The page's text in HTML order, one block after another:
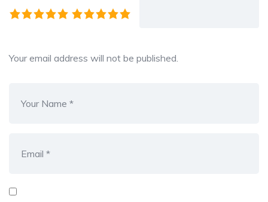
Your email address will not be published.